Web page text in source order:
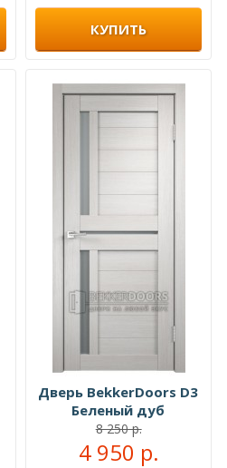
КУПИТЬ
Дверь BekkerDoors D3
Беленый дуб
8 250 р.
4 950 р.